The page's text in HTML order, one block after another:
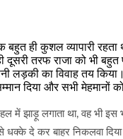
बहुत ही कुशल व्यापारी
दूसरी तरफ राजा को भी बहुत
लड़की का विवाह तय
दिया और सभी मेहमानों
में झाड़ू लगाता था,वह भी इस
दे कर बाहर निकलवा